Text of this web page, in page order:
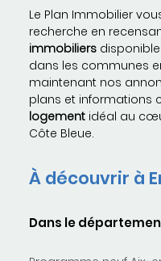
Le Plan Immobilier
recherche en
immobiliers
dans les communes
maintenant nos
plans et informations
logement idéal au
Côte Bleue.
À découvrir à
Dans le